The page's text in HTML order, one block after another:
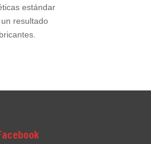
estándar
resultado